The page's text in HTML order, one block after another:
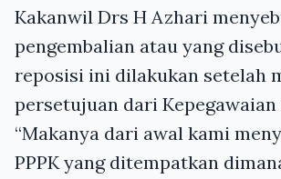
Kakanwil Drs H Azhari
pengembalian atau yang
reposisi ini dilakukan setelah
persetujuan dari Kepegawaian
“Makanya dari awal kami
PPPK yang ditempatkan